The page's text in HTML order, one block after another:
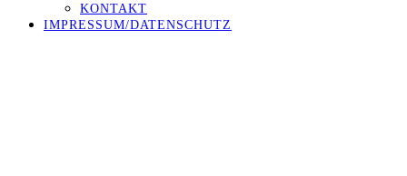
KONTAKT
IMPRESSUM/DATENSCHUTZ